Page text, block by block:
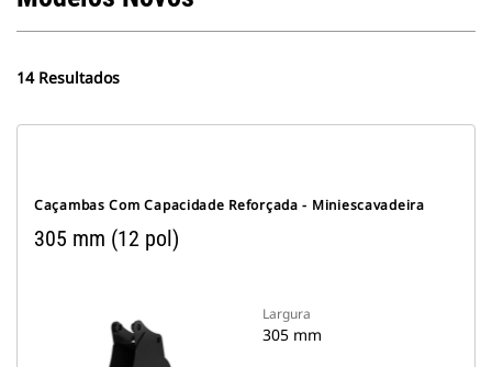
14 Resultados
Caçambas Com Capacidade Reforçada - Miniescavadeira
305 mm (12 pol)
Largura
305 mm